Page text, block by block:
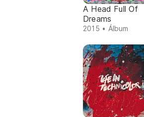
A Head Full Of
Dreams
2015 • Álbum